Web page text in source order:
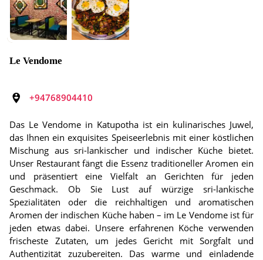
Le Vendome
+94768904410
Das Le Vendome in Katupotha ist ein kulinarisches Juwel,
das Ihnen ein exquisites Speiseerlebnis mit einer köstlichen
Mischung aus sri-lankischer und indischer Küche bietet.
Unser Restaurant fängt die Essenz traditioneller Aromen ein
und präsentiert eine Vielfalt an Gerichten für jeden
Geschmack. Ob Sie Lust auf würzige sri-lankische
Spezialitäten oder die reichhaltigen und aromatischen
Aromen der indischen Küche haben – im Le Vendome ist für
jeden etwas dabei. Unsere erfahrenen Köche verwenden
frischeste Zutaten, um jedes Gericht mit Sorgfalt und
Authentizität zuzubereiten. Das warme und einladende